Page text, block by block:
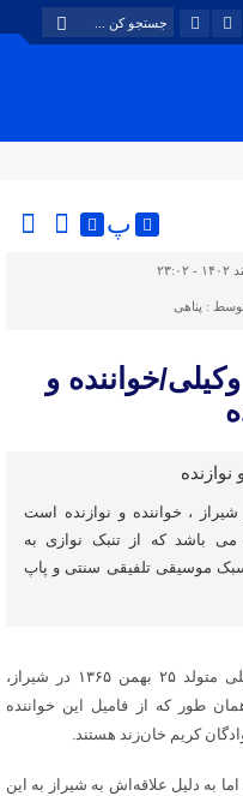
پ
: پناهی
خواننده و
وکیلی متولد ۲۵ بهمن ۱۳۶۵ در شیراز ، خواننده و نوازنده است
باشد که از تنبک نوازی به
سبک موسیقی تلفیقی سنتی و پاپ
به گزارش پایگاه خبری شباویز،علی زند وکیلی متولد ۲۵ بهمن ۱۳۶۵ در شیراز،
طور که از فامیل این خواننده
کریم خان‌زند هستند.
به دلیل علاقه‌اش به شیراز به این